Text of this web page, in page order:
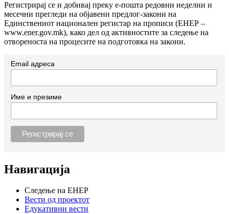
Регистрирај се и добивај преку е-пошта редовни неделни и
месечни прегледи на објавени предлог-закони на
Единствениот национален регистар на прописи (ЕНЕР –
www.ener.gov.mk), како дел од активностите за следење на
отвореноста на процесите на подготовка на закони.
Email адреса
Име и презиме
Навигација
Следење на ЕНЕР
Вести од проектот
Едукативни вести